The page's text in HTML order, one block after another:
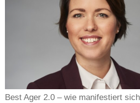
Best Ager 2.0 – wie manifestiert